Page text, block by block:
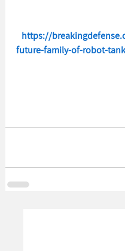
https://
future-family-of-robot-